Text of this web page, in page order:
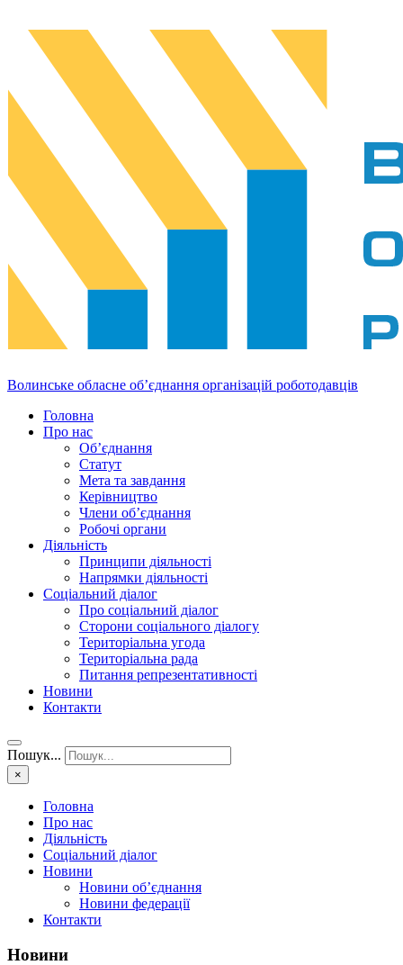
Волинське обласне об’єднання організацій роботодавців
Головна
Про нас
Об’єднання
Статут
Мета та завдання
Керівництво
Члени об’єднання
Робочі органи
Діяльність
Принципи діяльності
Напрямки діяльності
Соціальний діалог
Про соціальний діалог
Сторони соціального діалогу
Територіальна угода
Територіальна рада
Питання репрезентативності
Новини
Контакти
Пошук...
×
Головна
Про нас
Діяльність
Соціальний діалог
Новини
Новини об’єднання
Новини федерації
Контакти
Новини